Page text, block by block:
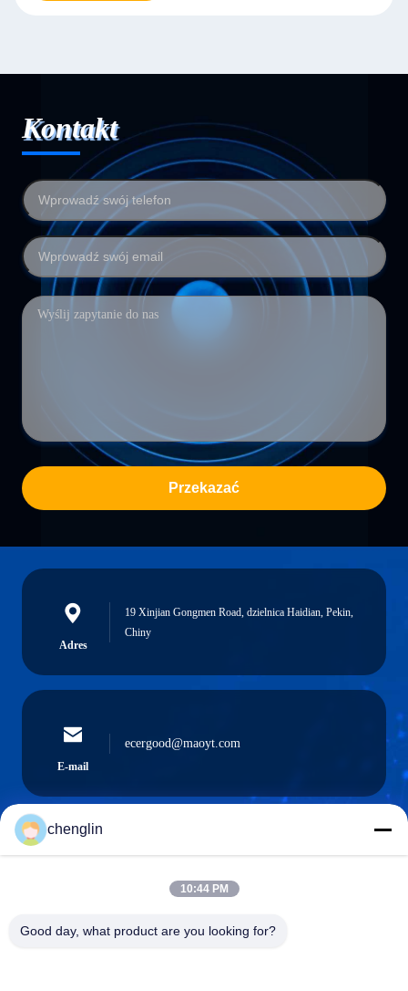
Kontakt
Przekazać
Adres
19 Xinjian Gongmen Road, dzielnica Haidian, Pekin,
Chiny
E-mail
ecergood@maoyt.com
chenglin
10:44 PM
Good day, what product are you looking for?